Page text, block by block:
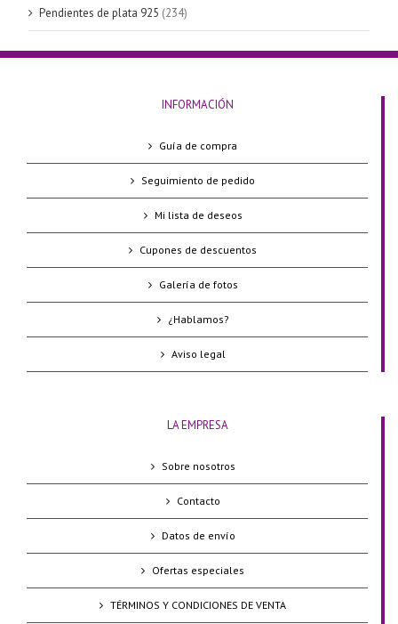
Pendientes de plata 925 (234)
INFORMACIÓN
Guía de compra
Seguimiento de pedido
Mi lista de deseos
Cupones de descuentos
Galería de fotos
¿Hablamos?
Aviso legal
LA EMPRESA
Sobre nosotros
Contacto
Datos de envío
Ofertas especiales
TÉRMINOS Y CONDICIONES DE VENTA